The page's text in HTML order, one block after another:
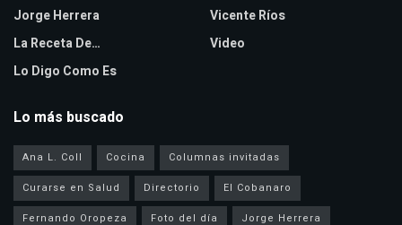
Jorge Herrera
La Receta De…
Lo Digo Como Es
Vicente Ríos
Video
Lo más buscado
Ana L. Coll Cocina
Columnas invitadas
Curarse en Salud
Directorio
El Cobanaro
Fernando Oropeza
Foto del día
Jorge Herrera